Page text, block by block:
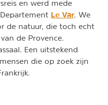
en werd mede
Le Var . We
de natuur, die toch echt
de Provence.
Een uitstekend
die op zoek zijn